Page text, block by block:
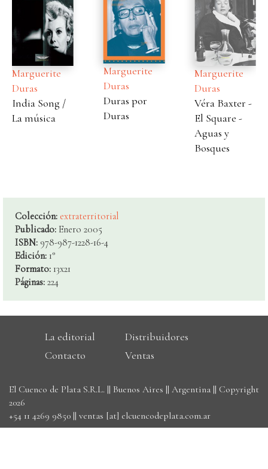
Marguerite
Duras
India Song /
La música
Marguerite
Duras
Duras por
Duras
Marguerite
Duras
Véra Baxter -
El Square -
Aguas y
Bosques
Colección: extraterritorial
Publicado: Enero 2005
ISBN: 978-987-1228-16-4
Edición: 1°
Formato: 13x21
Páginas: 224
La editorial
Distribuidores
Contacto
Ventas
El Cuenco de Plata S.R.L. || Buenos Aires || Argentina || Copyright
2026
+54 11 4269 9850 || ventas [at] elcuencodeplata.com.ar